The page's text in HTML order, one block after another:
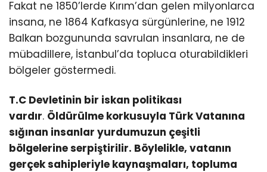
Fakat ne 1850’lerde Kırım’dan gelen milyonlarca
insana, ne 1864 Kafkasya sürgünlerine, ne 1912
Balkan bozgununda savrulan insanlara, ne de
mübadillere, İstanbul’da topluca oturabildikleri
bölgeler göstermedi.
T.C Devletinin bir iskan politikası
vardır. Öldürülme korkusuyla Türk Vatanına
sığınan insanlar yurdumuzun çeşitli
bölgelerine serpiştirilir. Böylelikle, vatanın
gerçek sahipleriyle kaynaşmaları, topluma